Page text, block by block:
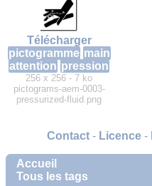
Accueil
Tous les tags
Télécharger
pictogramme main
attention pression
256 x 256 - 7 ko
pictograms-aem-0003-
pressurized-fluid.png
Contact- Licence-